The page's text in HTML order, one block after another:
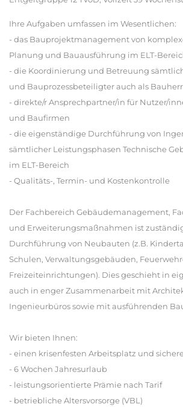
Ihre Aufgaben umfassen im Wesentlichen:
- das Bauprojektmanagement von
Planung und Bauausführung im ELT-
- die Koordinierung und Betreuung
und Bauprozessbeteiligter auch als
- direkte/r Ansprechpartner/in für Nutzer/
und Baufirmen
- die eigenständige Durchführung von
sämtlicher Leistungsphasen Technische
im ELT-Bereich
- Qualitäts-, Termin- und Kostenkontrolle
Der Fachbereich Gebäudemanagement,
und Erweiterungsmaßnahmen ist
Durchführung von Neubauten (z.B.
Schulen, Verwaltungsgebäuden,
Freizeiteinrichtungen). Dies geschieht in
auch in enger Zusammenarbeit mit
Ingenieurbüros sowie mit ausführenden
Wir bieten Ihnen:
- einen krisenfesten Arbeitsplatz und
- 6 Wochen Jahresurlaub
- leistungsorientierte Prämie nach Tarif
- betriebliche Altersvorsorge (VBL)